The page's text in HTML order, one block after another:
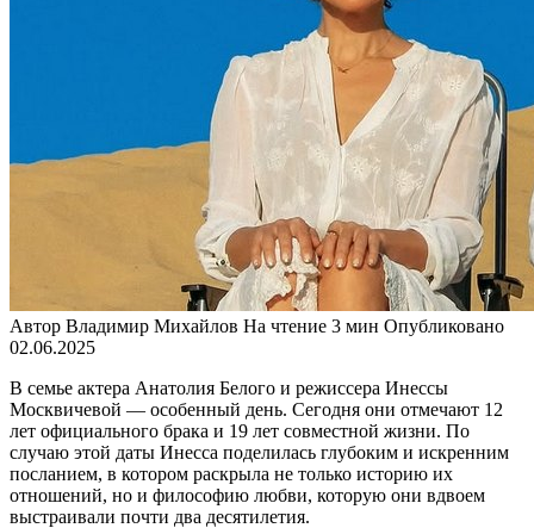
Автор Владимир Михайлов На чтение 3 мин Опубликовано
02.06.2025
В семье актера Анатолия Белого и режиссера Инессы
Москвичевой — особенный день. Сегодня они отмечают 12
лет официального брака и 19 лет совместной жизни. По
случаю этой даты Инесса поделилась глубоким и искренним
посланием, в котором раскрыла не только историю их
отношений, но и философию любви, которую они вдвоем
выстраивали почти два десятилетия.